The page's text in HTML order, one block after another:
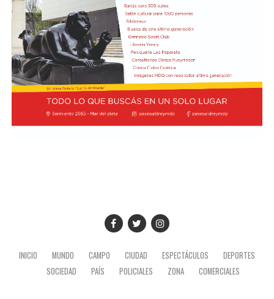
Previamente, Milei participó del acto de juramentación
y toma de mando de la presidenta de Perú, Keiko
Fujimori, realizado en el Congreso de ese país, en el
marco de su visita oficial a Lima.
El presidente viajó acompañado por una comitiva
integrada por el canciller Pablo Quirno y la secretaria
general de la Presidencia, Karina Milei.
INICIO MUNDO CAMPO CIUDAD ESPECTÁCULOS
DEPORTES
SOCIEDAD
PAÍS POLICIALES ZONA COMERCIALES